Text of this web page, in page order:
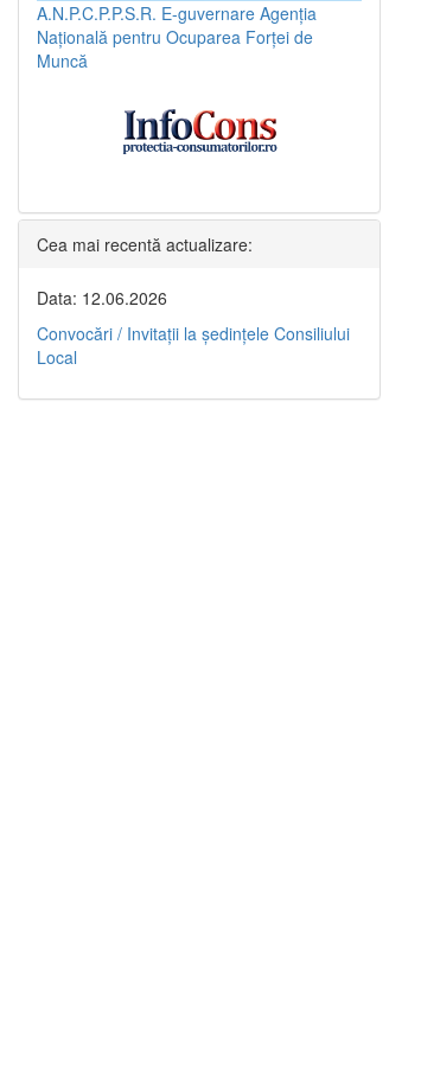
A.N.P.C.P.P.S.R. E-guvernare Agenția
Națională pentru Ocuparea Forței de
Muncă
Cea mai recentă actualizare:
Data: 12.06.2026
Convocări / Invitaţii la şedinţele Consiliului
Local